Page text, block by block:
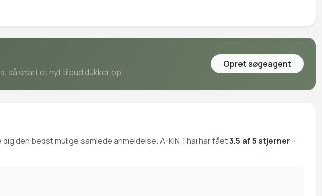
så snart et nyt tilbud dukker op.
Opret søgeagent
dig den bedst mulige samlede anmeldelse. A-KIN Thai har fået3.5 af 5 stjerner -